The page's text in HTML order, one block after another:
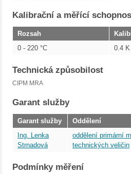
Kalibrační a měřící
Rozsah
0 - 220 °C
0.4 K
Technická způsobilost
CIPM MRA
Garant služby
Garant služby Oddělení
Ing. Lenka
Strnadová
oddělení primární
technických veličin
Podmínky měření